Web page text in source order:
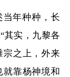
年种种，长
其实，九黎各
宗之上，外来
靠杨神境和